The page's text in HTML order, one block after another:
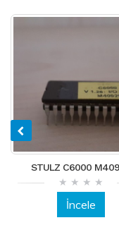
STULZ C6000
İncele